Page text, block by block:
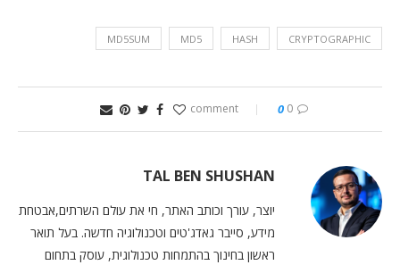
CRYPTOGRAPHIC
HASH
MD5
MD5SUM
0 comment
0
TAL BEN SHUSHAN
יוצר, עורך וכותב האתר, חי את עולם השרתים,אבטחת
מידע, סייבר גאדג'טים וטכנולוגיה חדשה. בעל תואר
ראשון בחינוך בהתמחות טכנולוגית, עוסק בתחום